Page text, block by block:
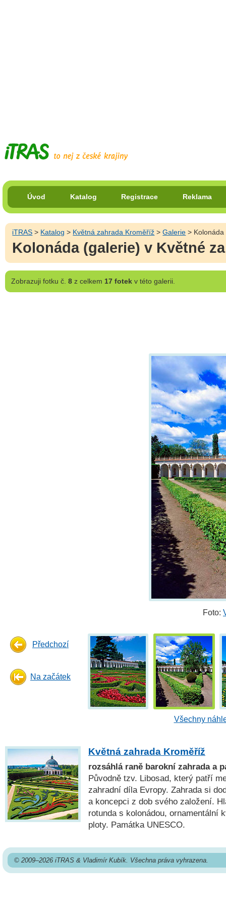
Úvod Katalog Registrace Reklama
iTRAS > Katalog > Květná zahrada Kroměříž >Galerie >
Kolonáda (galerie) v Květné
Zobrazujifotku č. 8z celkem 17 fotekv této galerii.
Foto:
Předchozí
Na začátek
Všechny
Květná zahrada Kroměříž
rozsáhlá raně barokní zahrada a
Původně tzv. Libosad, který patří
zahradní díla Evropy. Zahrada si
a koncepci z dob svého založení.
rotunda s kolonádou, ornamentální
ploty. Památka UNESCO.
© 2009–2026 iTRAS & Vladimír Kubík. Všechna práva vyhrazena.